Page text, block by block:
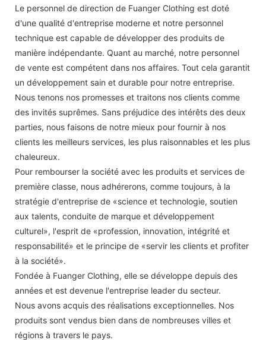
Le personnel de direction de Fuanger Clothing est doté
d'une qualité d'entreprise moderne et notre personnel
technique est capable de développer des produits de
manière indépendante. Quant au marché, notre personnel
de vente est compétent dans nos affaires. Tout cela garantit
un développement sain et durable pour notre entreprise.
Nous tenons nos promesses et traitons nos clients comme
des invités suprêmes. Sans préjudice des intérêts des deux
parties, nous faisons de notre mieux pour fournir à nos
clients les meilleurs services, les plus raisonnables et les plus
chaleureux.
Pour rembourser la société avec les produits et services de
première classe, nous adhérerons, comme toujours, à la
stratégie d'entreprise de «science et technologie, soutien
aux talents, conduite de marque et développement
culturel», l'esprit de «profession, innovation, intégrité et
responsabilité» et le principe de «servir les clients et profiter
à la société».
Fondée à Fuanger Clothing, elle se développe depuis des
années et est devenue l'entreprise leader du secteur.
Nous avons acquis des réalisations exceptionnelles. Nos
produits sont vendus bien dans de nombreuses villes et
régions à travers le pays.